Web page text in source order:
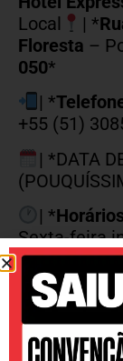
Local
| *
Floresta –
050*
| *
+55 (51)
| *DATA
| *
Sexta-feira
Sábado e
do curso.